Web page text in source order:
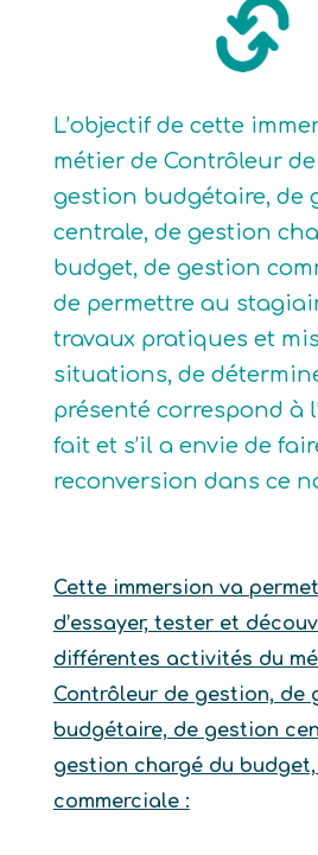
L’objectif de cette
métier de Contrôleur
gestion budgétaire, de
centrale, de gestion
budget, de gestion
de permettre au
travaux pratiques et
situations, de
présenté correspond à
fait et s’il a envie de
reconversion dans ce
Cette immersion va
d’essayer, tester et
différentes activités du
Contrôleur de gestion, de
budgétaire, de gestion
gestion chargé du
commerciale :